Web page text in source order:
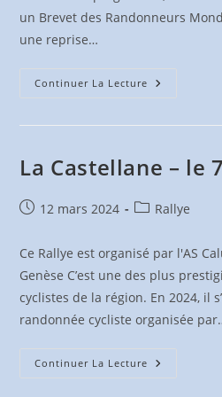
un Brevet des Randonneurs
une reprise…
Continuer La Lecture Randonnée
2024
La Castellane – le
Publication
12 mars 2024
PostRallye
Ce Rallye est organisé par l'AS
Genèse C’est une des plus
cyclistes de la région. En 2024, il
randonnée cycliste organisée
Continuer La Lecture La